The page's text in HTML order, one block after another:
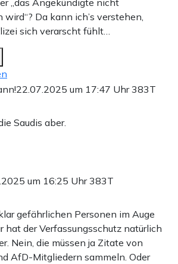
Da kann ich’s verstehen,
sich verarscht fühlt…
22.07.2025 um 17:47 Uhr383T
Saudis aber.
um 16:25 Uhr383T
gefährlichen Personen im Auge
hat der Verfassungsschutz natürlich
Nein, die müssen ja Zitate von
AfD-Mitgliedern sammeln. Oder